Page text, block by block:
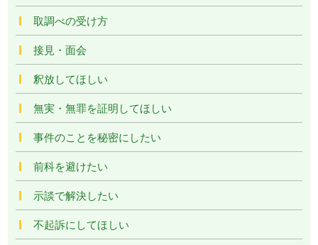
取調べの受け方
接見・面会
釈放してほしい
無実・無罪を証明してほしい
事件のことを秘密にしたい
前科を避けたい
示談で解決したい
不起訴にしてほしい